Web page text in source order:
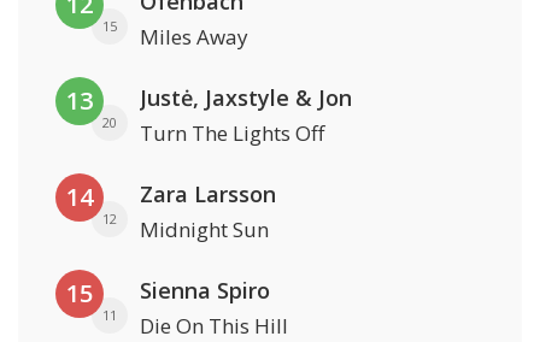
15 Miles Away
13
20
Justė, Jaxstyle & Jon
Turn The Lights Off
14
12
Zara Larsson
Midnight Sun
15
11
Sienna Spiro
Die On This Hill